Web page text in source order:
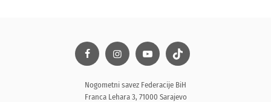
Nogometni savez Federacije BiH
Franca Lehara 3, 71000 Sarajevo